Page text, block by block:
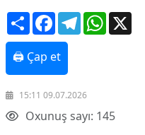
Hərbi sənaye
Telekommunikasiya
COP29
Cəmiyyət
Siyasət
ShareFacebookTelegram
🖨 Çap et
15:11 09.07.2026
Oxunuş sayı: 145